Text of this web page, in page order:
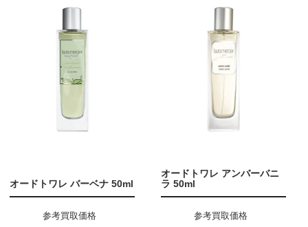
オードトワレ バーベナ 50ml
参考買取価格
オードトワレ アンバーバニ
ラ 50ml
参考買取価格